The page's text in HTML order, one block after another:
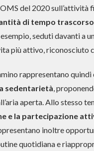
del 2020 sull’attività
di tempo
seduti davanti a
più attivo, riconosciuto
rappresentano quindi
sedentarietà,
aperta. Allo stesso
e la partecipazione
inoltre
quotidiana e